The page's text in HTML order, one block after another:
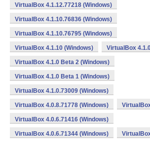
VirtualBox 4.1.12.77218 (Windows)
VirtualBox 4.1.10.76836 (Windows)
VirtualBox 4.1.10.76795 (Windows)
VirtualBox 4.1.10 (Windows) VirtualBox
VirtualBox 4.1.0 Beta 2 (Windows)
VirtualBox 4.1.0 Beta 1 (Windows)
VirtualBox 4.1.0.73009 (Windows)
VirtualBox 4.0.8.71778 (Windows)
VirtualBox 4.0.6.71416 (Windows)
VirtualBox 4.0.6.71344 (Windows)